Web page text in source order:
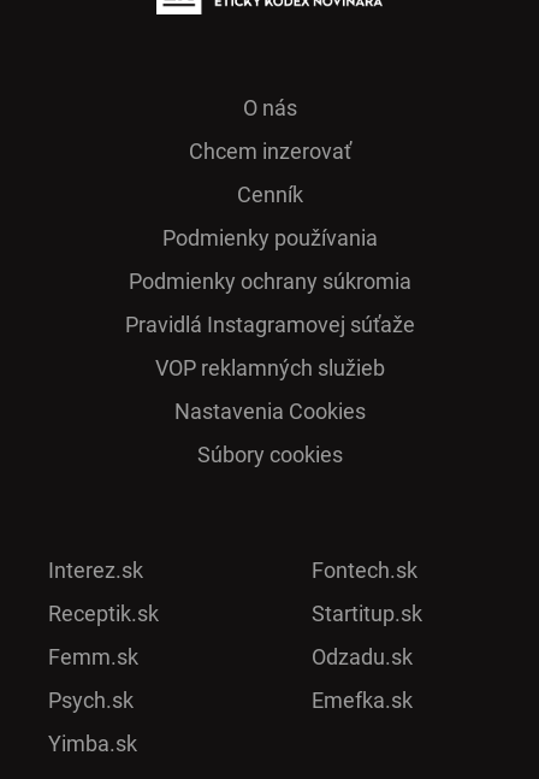
O nás
Chcem inzerovať
Cenník
Podmienky používania
Podmienky ochrany súkromia
Pra­vidlá Ins­ta­gra­mo­vej sú­ťaže
VOP reklamných služieb
Nastavenia Cookies
Súbory cookies
Interez.sk
Receptik.sk
Femm.sk
Psych.sk
Yimba.sk
Fontech.sk
Startitup.sk
Odzadu.sk
Emefka.sk